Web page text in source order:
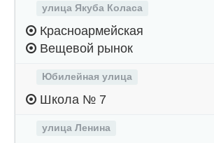
улица Якуба Коласа
Красноармейская
Вещевой рынок
Юбилейная улица
Школа № 7
улица Ленина